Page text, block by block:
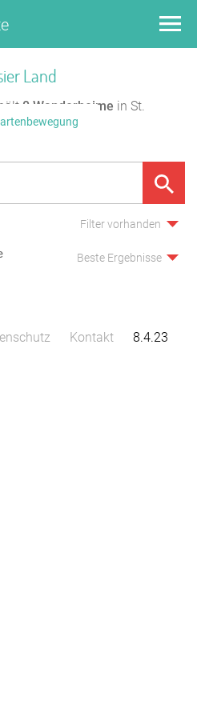
Land
0 Wanderheime in St.
Filter vorhanden
Beste Ergebnisse
Kontakt 8.4.23